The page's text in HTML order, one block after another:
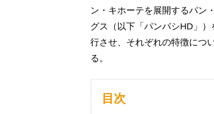
ン・キホーテを展開するパン
グス（以下「パンパシHD」
行させ、それぞれの特徴につ
る。
目次